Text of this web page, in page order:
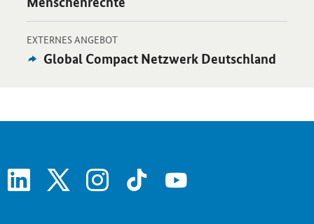
EXTERNES ANGEBOT-
Externes
Angebot:
Global Compact Netzwerk Deutschland
Öffnet Einzelsicht
linkedin instagram tiktok youtube